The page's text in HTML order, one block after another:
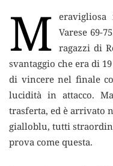
M eravigliosa
Varese 69-
ragazzi di
svantaggio che era di
di vincere nel finale
lucidità in attacco.
trasferta, ed è arrivato
gialloblu, tutti
prova come questa.